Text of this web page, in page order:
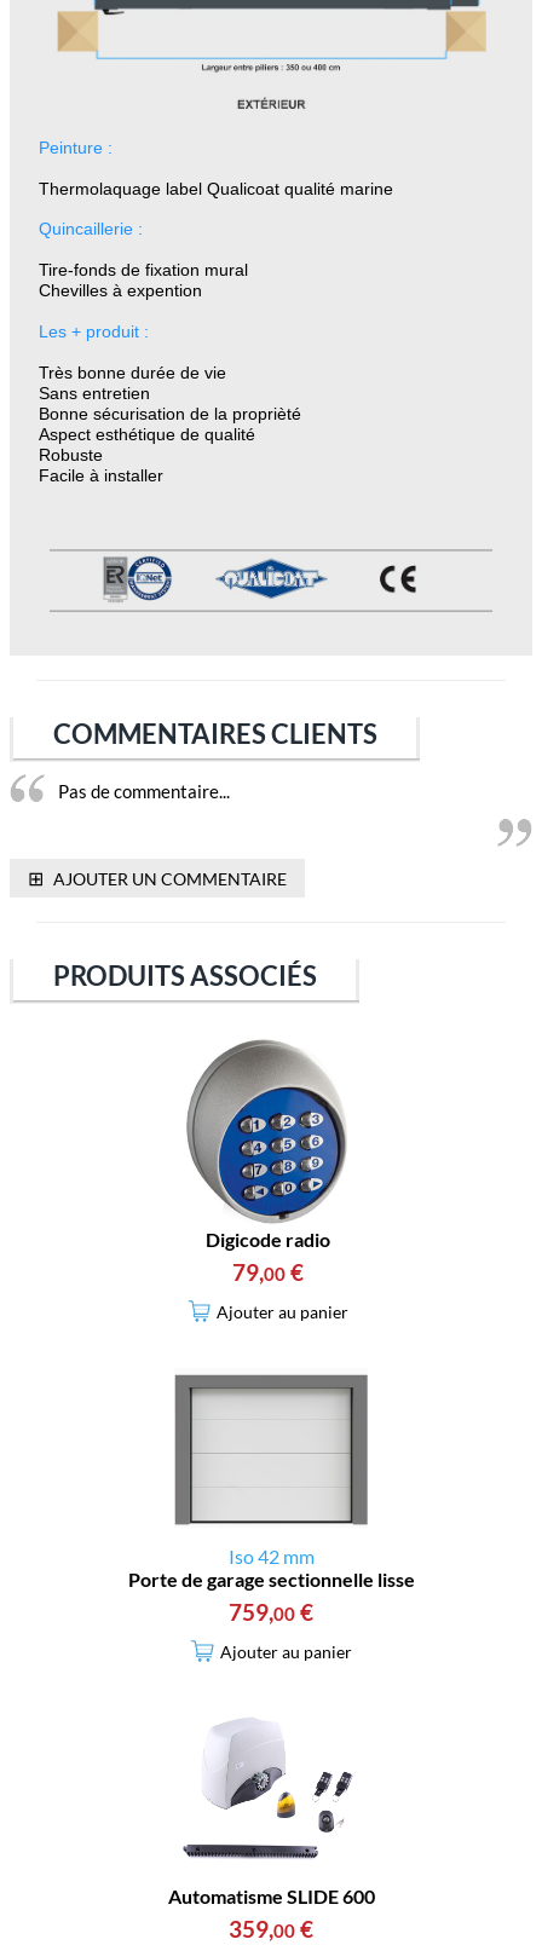
Peinture :
Thermolaquage label Qualicoat qualité marine
Quincaillerie :
Tire-fonds de fixation mural
Chevilles à expention
Les + produit :
Très bonne durée de vie
Sans entretien
Bonne sécurisation de la proprièté
Aspect esthétique de qualité
Robuste
Facile à installer
COMMENTAIRES CLIENTS
Pas de commentaire...
⊞ AJOUTER UN COMMENTAIRE
PRODUITS ASSOCIÉS
Digicode radio
79,00 €
Ajouter au panier
Iso 42 mm
Porte de garage sectionnelle lisse
759,00 €
Ajouter au panier
Automatisme SLIDE 600
359,00 €